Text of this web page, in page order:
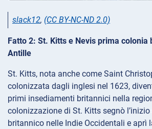
slack12, (CC BY-NC-ND 2.0)
Fatto 2: St. Kitts e Nevis prima colonia
Antille
St. Kitts, nota anche come Saint
colonizzata dagli inglesi nel 1623,
primi insediamenti britannici nella
colonizzazione di St. Kitts segnò
britannico nelle Indie Occidentali e aprì